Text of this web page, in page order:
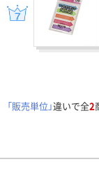
「販売単位」違いで全2